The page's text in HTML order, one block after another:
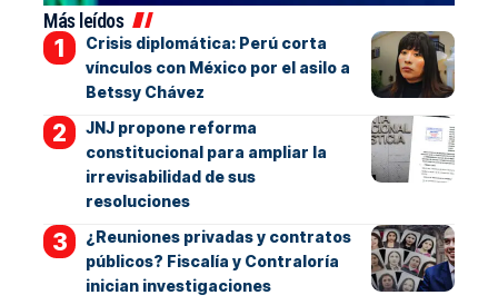
Más leídos
Crisis diplomática: Perú corta
vínculos con México por el asilo a
Betssy Chávez
JNJ propone reforma
constitucional para ampliar la
irrevisabilidad de sus
resoluciones
¿Reuniones privadas y contratos
públicos? Fiscalía y Contraloría
inician investigaciones